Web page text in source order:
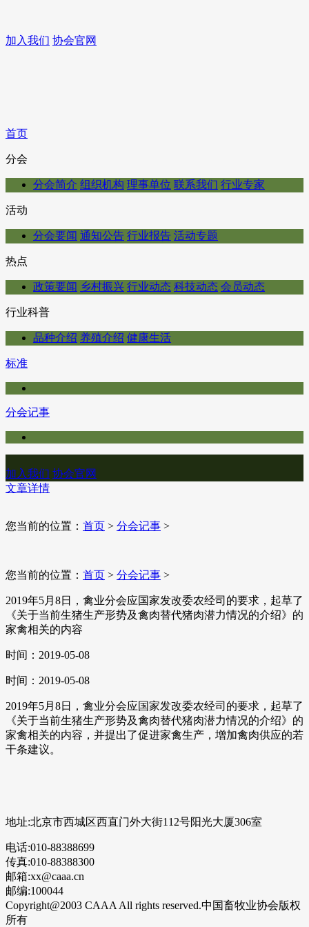
加入我们 协会官网
首页
分会
分会简介 组织机构 理事单位 联系我们 行业专家
活动
分会要闻 通知公告 行业报告 活动专题
热点
政策要闻 乡村振兴 行业动态 科技动态 会员动态
行业科普
品种介绍 养殖介绍 健康生活
标准
分会记事
加入我们 协会官网
文章详情
您当前的位置： 首页 > 分会记事 >
您当前的位置： 首页 > 分会记事 >
2019年5月8日，禽业分会应国家发改委农经司的要求，起草了
《关于当前生猪生产形势及禽肉替代猪肉潜力情况的介绍》的
家禽相关的内容
时间：2019-05-08
时间：2019-05-08
2019年5月8日，禽业分会应国家发改委农经司的要求，起草了
《关于当前生猪生产形势及禽肉替代猪肉潜力情况的介绍》的
家禽相关的内容，并提出了促进家禽生产，增加禽肉供应的若
干条建议。
地址:北京市西城区西直门外大街112号阳光大厦306室
电话:010-88388699
传真:010-88388300
邮箱:xx@caaa.cn
邮编:100044
Copyright@2003 CAAA All rights reserved.中国畜牧业协会版权
所有